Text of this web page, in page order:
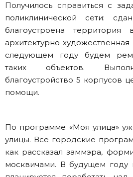
Получилось справиться с
поликлинической сети:
благоустроена территория
архитектурно-
следующем году будем
таких объектов.
благоустройство 5 корпусов
помощи.
По программе «Моя улица»
улицы. Все городские
как рассказал заммэра,
москвичами. В будущем году